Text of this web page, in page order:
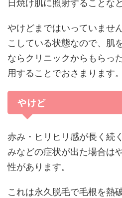
日焼け肌に照射することな
やけどまではいっていませ
こしている状態なので、肌
ならクリニックからもらっ
用することでおさまります。
やけど
赤み・ヒリヒリ感が長く続
みなどの症状が出た場合は
性があります。
これは永久脱毛で毛根を熱